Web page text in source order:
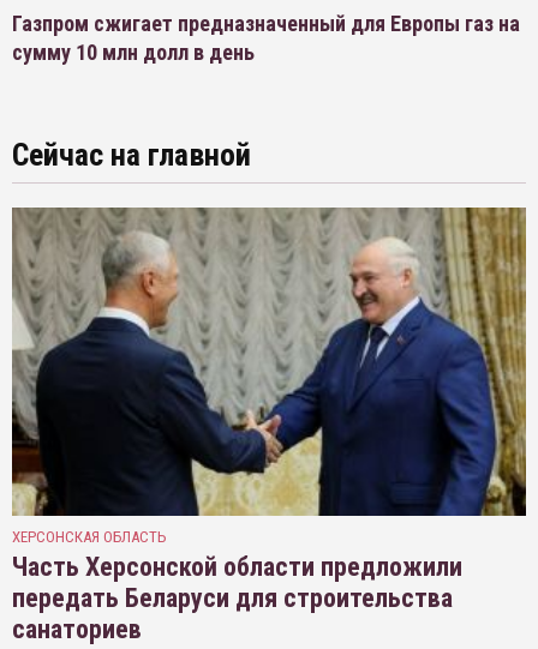
Газпром сжигает предназначенный для Европы газ на
сумму 10 млн долл в день
Сейчас на главной
ХЕРСОНСКАЯ ОБЛАСТЬ
Часть Херсонской области предложили
передать Беларуси для строительства
санаториев